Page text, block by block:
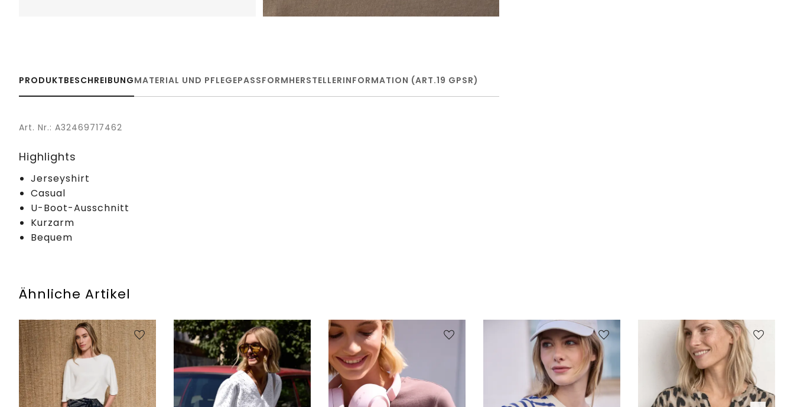
PRODUKTBESCHREIBUNGMATERIAL UND PFLEGEPASSFORMHERSTELLERINFORMATION (ART.19 GPSR)
Art. Nr.: A32469717462
Highlights
Jerseyshirt
Casual
U-Boot-Ausschnitt
Kurzarm
Bequem
Ähnliche Artikel